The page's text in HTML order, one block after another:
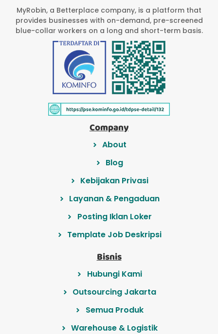
MyRobin, a Betterplace company, is a platform that
provides businesses with on-demand, pre-screened
blue-collar workers on a long and short-term basis.
Company
About
Blog
Kebijakan Privasi
Layanan & Pengaduan
Posting Iklan Loker
Template Job Deskripsi
Bisnis
Hubungi Kami
Outsourcing Jakarta
Semua Produk
Warehouse & Logistik